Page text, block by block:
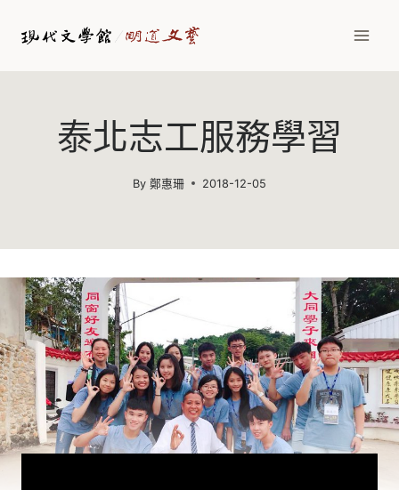
泰北志工服務學習
By 鄭惠珊 2018-12-05